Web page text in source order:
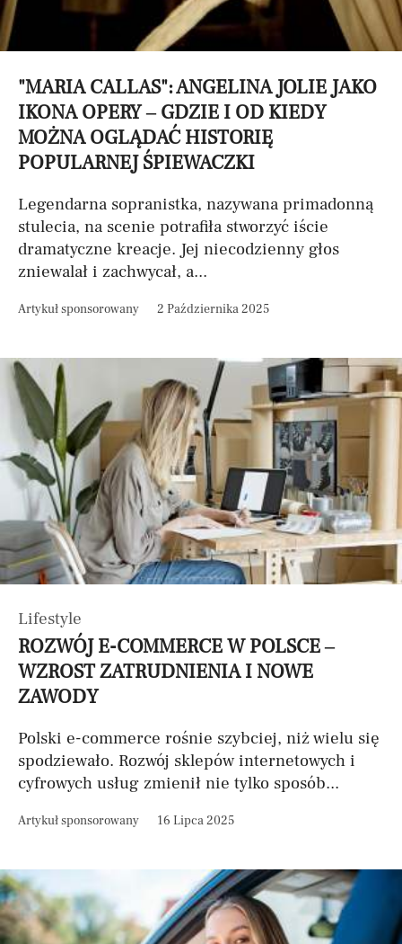
"MARIA CALLAS": ANGELINA JOLIE JAKO
IKONA OPERY – GDZIE I OD KIEDY
MOŻNA OGLĄDAĆ HISTORIĘ
POPULARNEJ ŚPIEWACZKI
Legendarna sopranistka, nazywana primadonną
stulecia, na scenie potrafiła stworzyć iście
dramatyczne kreacje. Jej niecodzienny głos
zniewalał i zachwycał, a...
Artykuł sponsorowany 2 Października 2025
Lifestyle
ROZWÓJ E-COMMERCE W POLSCE –
WZROST ZATRUDNIENIA I NOWE
ZAWODY
Polski e-commerce rośnie szybciej, niż wielu się
spodziewało. Rozwój sklepów internetowych i
cyfrowych usług zmienił nie tylko sposób...
Artykuł sponsorowany 16 Lipca 2025